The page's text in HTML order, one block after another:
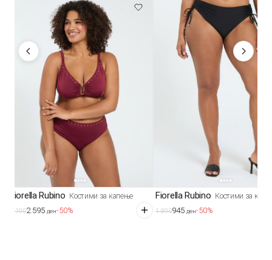
Fiorella Rubino Костими за капење
5.1902.595 ден-50%
Fiorella Rubino Костими за
1.890945 ден-50%